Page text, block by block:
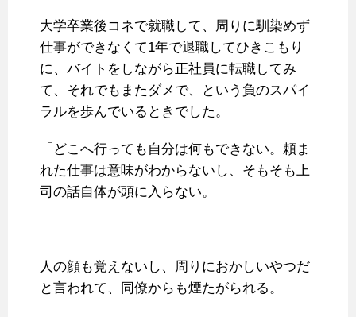
大学卒業後コネで就職して、周りに馴染めず
仕事ができなくて1年で退職してひきこもり
に、バイトをしながら正社員に転職してみ
て、それでもまたダメで、という負のスパイ
ラルを歩んでいるときでした。
「どこへ行っても自分は何もできない。頼ま
れた仕事は意味がわからないし、そもそも上
司の話自体が頭に入らない。
人の顔も覚えないし、周りにおかしいやつだ
と言われて、同僚からも煙たがられる。